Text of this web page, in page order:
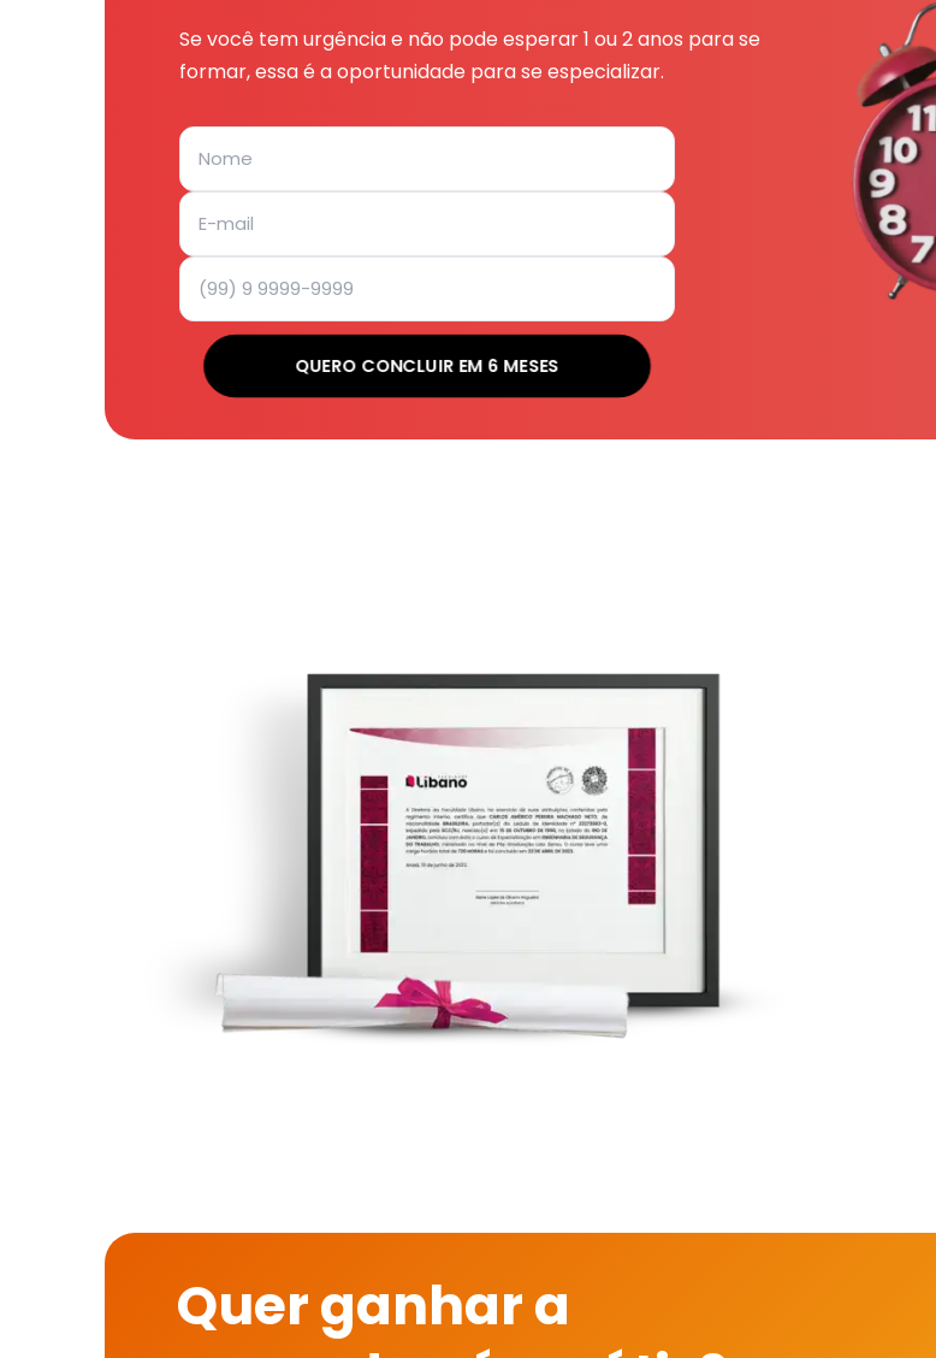
Se você tem urgência e não pode esperar 1 ou 2 anos para se
formar, essa é a oportunidade para se especializar.
QUERO CONCLUIR EM 6 MESES
Quer ganhar a